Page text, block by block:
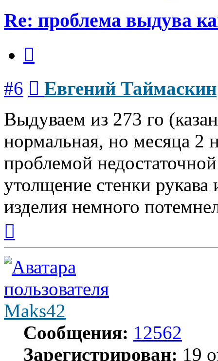
Re: проблема выдува
#6 Евгений Таймаскин
Выдуваем из 273 го
нормальная, но месяца 2
проблемой
утолщение стенки рукава
изделия немного
началу
Maks42
Сообщения: 12562
Зарегистрирован: 19